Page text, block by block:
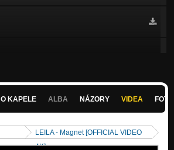
O KAPELE ALBA NÁZORY VIDEA
LEILA - Magnet [OFFICIAL VIDEO
4K]